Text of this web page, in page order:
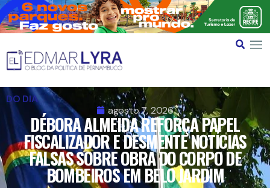
DO DIA
agosto 7, 2026
DÉBORA ALMEIDA REFORÇA PAPEL
FISCALIZADOR E DESMENTE NOTÍCIAS
FALSAS SOBRE OBRA DO CORPO DE
BOMBEIROS EM BELO JARDIM